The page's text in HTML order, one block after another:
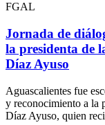
FGAL
Jornada de
la presidenta de
Díaz Ayuso
Aguascalientes fue
y reconocimiento a la
Díaz Ayuso, quien